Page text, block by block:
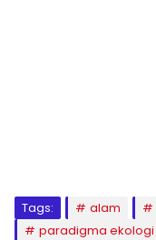
Tags: alam
paradigma ekologi